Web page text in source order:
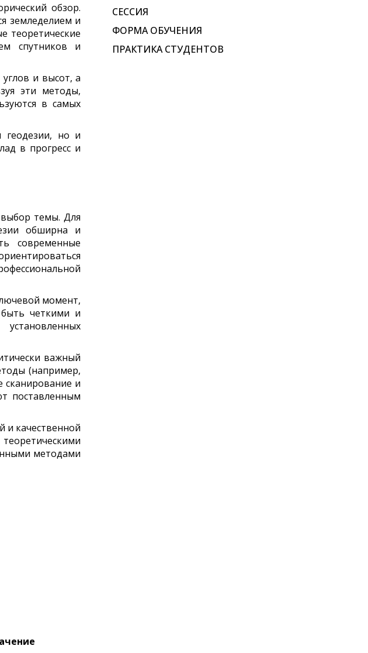
обзор.
земледелием и
теоретические
спутников и
и высот, а
эти методы,
в самых
геодезии, но и
в прогресс и
темы. Для
обширна и
современные
момент,
четкими и
важный
(например,
сканирование и
поставленным
и качественной
методами
СЕССИЯ
ФОРМА ОБУЧЕНИЯ
ПРАКТИКА СТУДЕНТОВ